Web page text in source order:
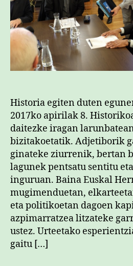
Historia egiten duten
2017ko apirilak 8.
daitezke iragan
bizitakoetatik. Adjetiborik
ginateke ziurrenik, bertan
lagunek pentsatu sentitu
inguruan. Baina Euskal
mugimenduetan,
eta politikoetan dagoen
azpimarratzea litzateke
ustez. Urteetako
gaitu […]